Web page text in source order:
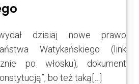
dzisiaj nowe prawo
Watykańskiego (link
po włosku), dokument
bo też taką[…]